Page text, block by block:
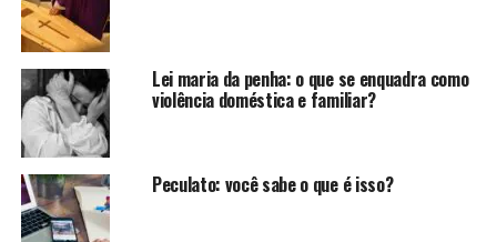
contravenção
penal a que a lei comina,
isoladamente, pena de
prisão simples
ou ambas, alternativa ou
cumulativamente.
Lei maria da penha: o que se enquadra como
violência doméstica e familiar?
Peculato: você sabe o que é isso?